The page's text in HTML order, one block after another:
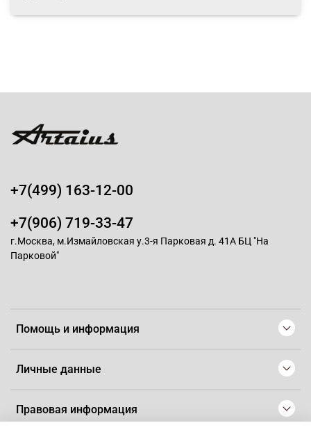
Помощь и информация
Личные данные
Правовая информация
+7(499) 163-12-00
+7(906) 719-33-47
г.Москва, м.Измайловская у.3-я Парковая д. 41А БЦ "На
Парковой"